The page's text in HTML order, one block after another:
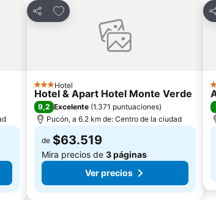
Compartir
Agregar a favoritos
3 Estrellas
Hotel
Hotel & Apart Hotel Monte Verde
9,2 Excelente (1.371 puntuaciones)
Pucón, a 6.2 km de: Centro de la ciudad
de $63.519
Mira precios de 3 páginas
Ver precios